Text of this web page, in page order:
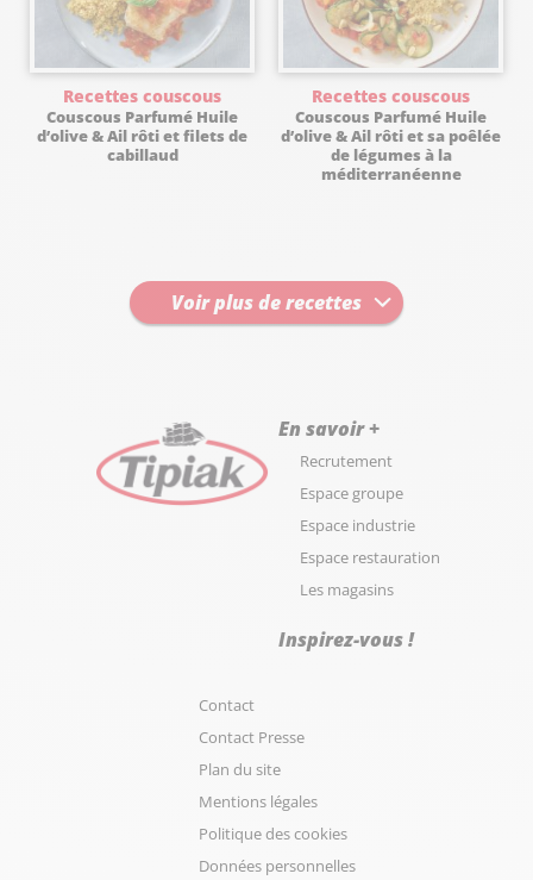
Recettes couscous
Couscous Parfumé Huile
d’olive & Ail rôti et filets de
cabillaud
Recettes couscous
Couscous Parfumé Huile
d’olive & Ail rôti et sa poêlée
de légumes à la
méditerranéenne
Voir plus de recettes
En savoir +
Recrutement
Espace groupe
Espace industrie
Espace restauration
Les magasins
Inspirez-vous !
Contact
Contact Presse
Plan du site
Mentions légales
Politique des cookies
Données personnelles